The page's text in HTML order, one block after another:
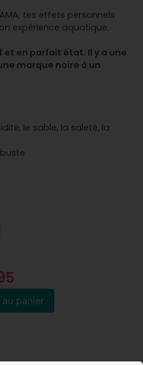
tes effets personnels
expérience aquatique.
et en parfait état. Il y a une
marque noire à un
le sable, la saleté, la
panier